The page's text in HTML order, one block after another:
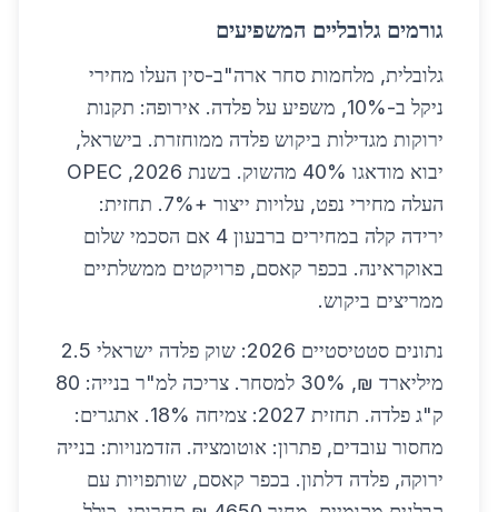
גורמים גלובליים המשפיעים
גלובלית, מלחמות סחר ארה"ב-סין העלו מחירי
ניקל ב-10%, משפיע על פלדה. אירופה: תקנות
ירוקות מגדילות ביקוש פלדה ממוחזרת. בישראל,
יבוא מודאגו 40% מהשוק. בשנת 2026, OPEC
העלה מחירי נפט, עלויות ייצור +7%. תחזית:
ירידה קלה במחירים ברבעון 4 אם הסכמי שלום
באוקראינה. בכפר קאסם, פרויקטים ממשלתיים
ממריצים ביקוש.
נתונים סטטיסטיים 2026: שוק פלדה ישראלי 2.5
מיליארד ₪, 30% למסחר. צריכה למ"ר בנייה: 80
ק"ג פלדה. תחזית 2027: צמיחה 18%. אתגרים:
מחסור עובדים, פתרון: אוטומציה. הזדמנויות: בנייה
ירוקה, פלדה דלתון. בכפר קאסם, שותפויות עם